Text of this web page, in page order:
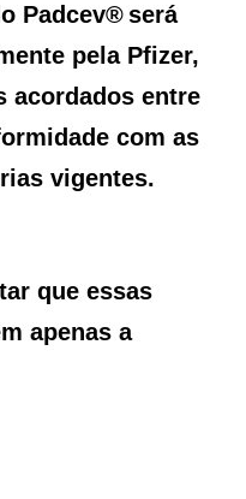
Padcev® será
pela Pfizer,
acordados entre
com as
vigentes.
que essas
apenas a